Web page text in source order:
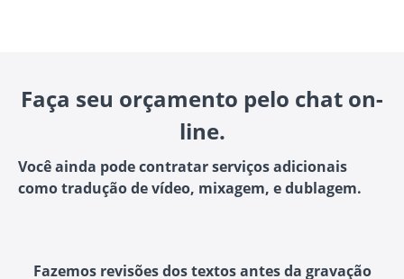
Faça seu orçamento pelo chat on-
line.
Você ainda pode contratar serviços adicionais
como tradução de vídeo, mixagem, e dublagem.
Fazemos revisões dos textos antes da gravação